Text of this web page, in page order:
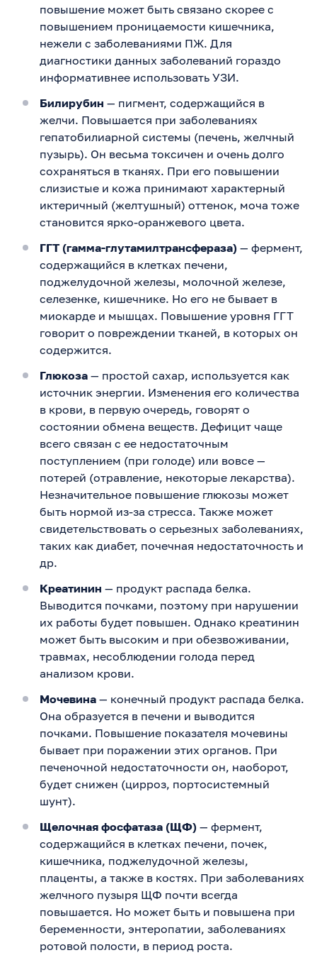
повышение может быть связано скорее с
повышением проницаемости кишечника,
нежели с заболеваниями ПЖ. Для
диагностики данных заболеваний гораздо
информативнее использовать УЗИ.
Билирубин — пигмент, содержащийся в
желчи. Повышается при заболеваниях
гепатобилиарной системы (печень, желчный
пузырь). Он весьма токсичен и очень долго
сохраняться в тканях. При его повышении
слизистые и кожа принимают характерный
иктеричный (желтушный) оттенок, моча тоже
становится ярко-оранжевого цвета.
ГГТ (гамма-глутамилтрансфераза) — фермент,
содержащийся в клетках печени,
поджелудочной железы, молочной железе,
селезенке, кишечнике. Но его не бывает в
миокарде и мышцах. Повышение уровня ГГТ
говорит о повреждении тканей, в которых он
содержится.
Глюкоза — простой сахар, используется как
источник энергии. Изменения его количества
в крови, в первую очередь, говорят о
состоянии обмена веществ. Дефицит чаще
всего связан с ее недостаточным
поступлением (при голоде) или вовсе —
потерей (отравление, некоторые лекарства).
Незначительное повышение глюкозы может
быть нормой из-за стресса. Также может
свидетельствовать о серьезных заболеваниях,
таких как диабет, почечная недостаточность и
др.
Креатинин — продукт распада белка.
Выводится почками, поэтому при нарушении
их работы будет повышен. Однако креатинин
может быть высоким и при обезвоживании,
травмах, несоблюдении голода перед
анализом крови.
Мочевина — конечный продукт распада белка.
Она образуется в печени и выводится
почками. Повышение показателя мочевины
бывает при поражении этих органов. При
печеночной недостаточности он, наоборот,
будет снижен (цирроз, портосистемный
шунт).
Щелочная фосфатаза (ЩФ) — фермент,
содержащийся в клетках печени, почек,
кишечника, поджелудочной железы,
плаценты, а также в костях. При заболеваниях
желчного пузыря ЩФ почти всегда
повышается. Но может быть и повышена при
беременности, энтеропатии, заболеваниях
ротовой полости, в период роста.